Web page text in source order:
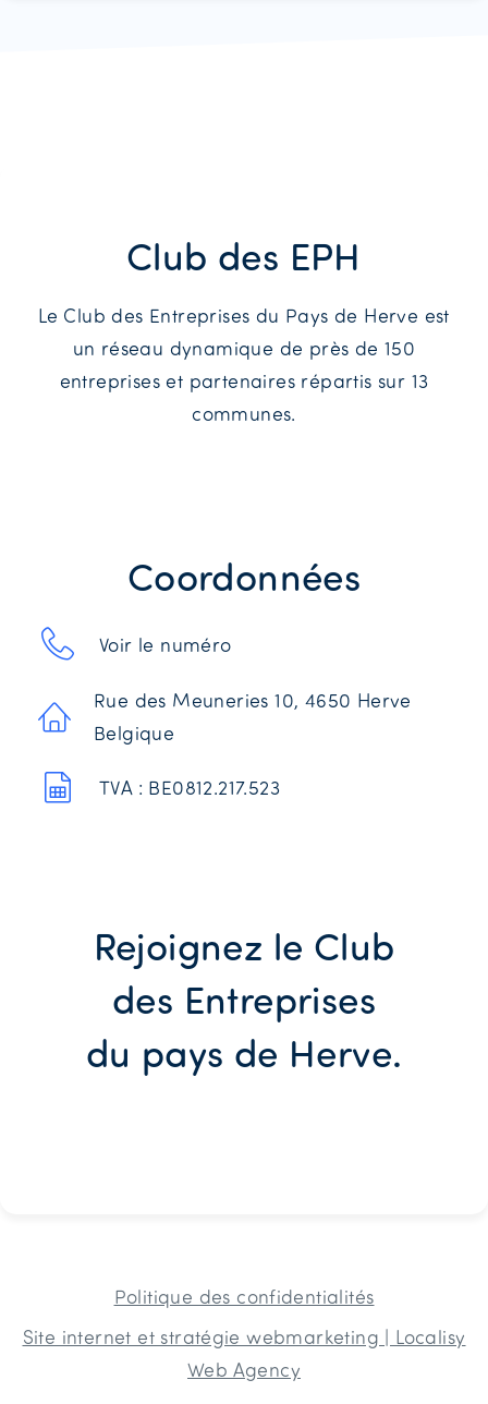
Club des EPH
Le Club des Entreprises du Pays de Herve est
un réseau dynamique de près de 150
entreprises et partenaires répartis sur 13
communes.
Coordonnées
Voir le numéro
Rue des Meuneries 10, 4650 Herve
Belgique
TVA : BE0812.217.523
Rejoignez le Club
des Entreprises
du pays de Herve.
Politique des confidentialités
Site internet et stratégie webmarketing | Localisy
Web Agency